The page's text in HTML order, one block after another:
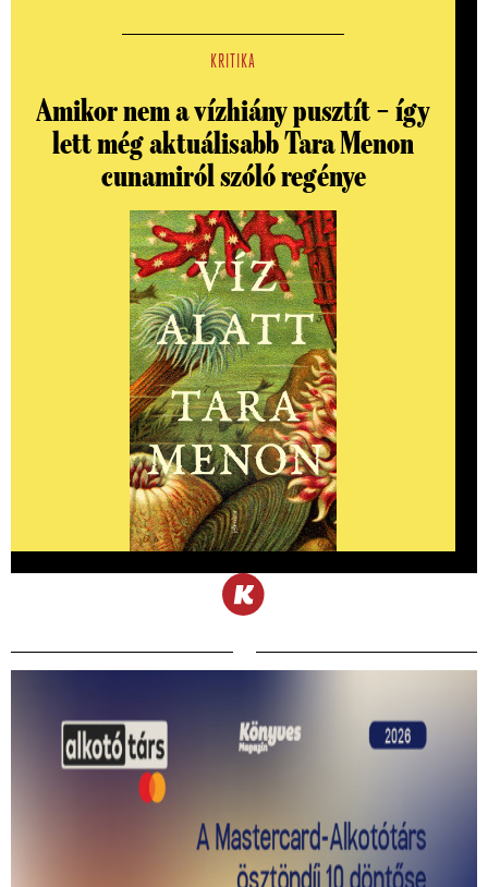
KRITIKA
Amikor nem a vízhiány pusztít – így
lett még aktuálisabb Tara Menon
cunamiról szóló regénye